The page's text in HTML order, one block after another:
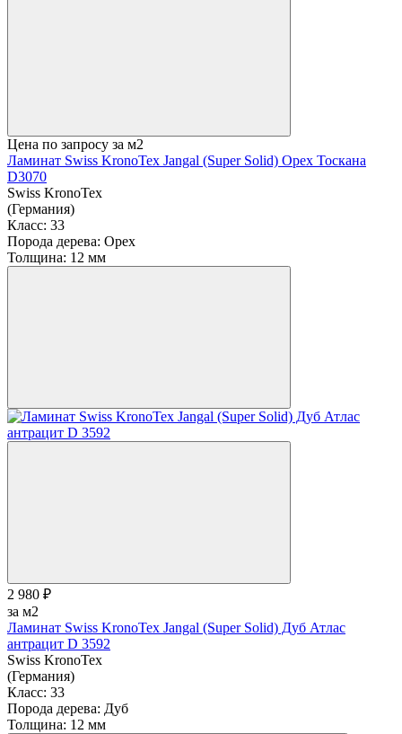
Цена по запросу за м2
Ламинат Swiss KronoTex Jangal (Super Solid) Орех Тоскана
D3070
Swiss KronoTex
(Германия)
Класс: 33
Порода дерева: Орех
Толщина: 12 мм
2 980 ₽
за м2
Ламинат Swiss KronoTex Jangal (Super Solid) Дуб Атлас
антрацит D 3592
Swiss KronoTex
(Германия)
Класс: 33
Порода дерева: Дуб
Толщина: 12 мм